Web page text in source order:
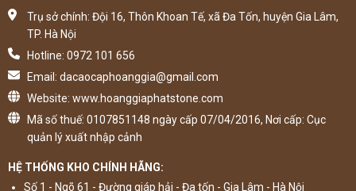
Trụ sở chính: Đội 16, Thôn Khoan Tế, xã Đa Tốn, huyện Gia Lâm,
TP. Hà Nội
Hotline: 0972 101 656
Email: dacaocaphoanggia@gmail.com
Website: www.hoanggiaphatstone.com
Mã số thuế: 0107851148 ngày cấp 07/04/2016, Nơi cấp: Cục
quản lý xuất nhập cảnh
HỆ THỐNG KHO CHÍNH HÃNG:
Số 1 - Ngõ 61 - Đường giáp hải - Đa tốn - Gia Lâm - Hà Nội